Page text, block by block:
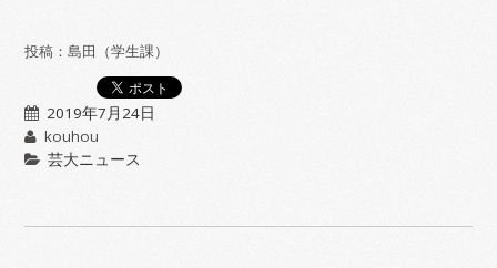
投稿：島田（学生課）
2019年7月24日
kouhou
芸大ニュース